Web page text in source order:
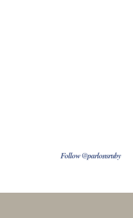
Follow @parlonsruby